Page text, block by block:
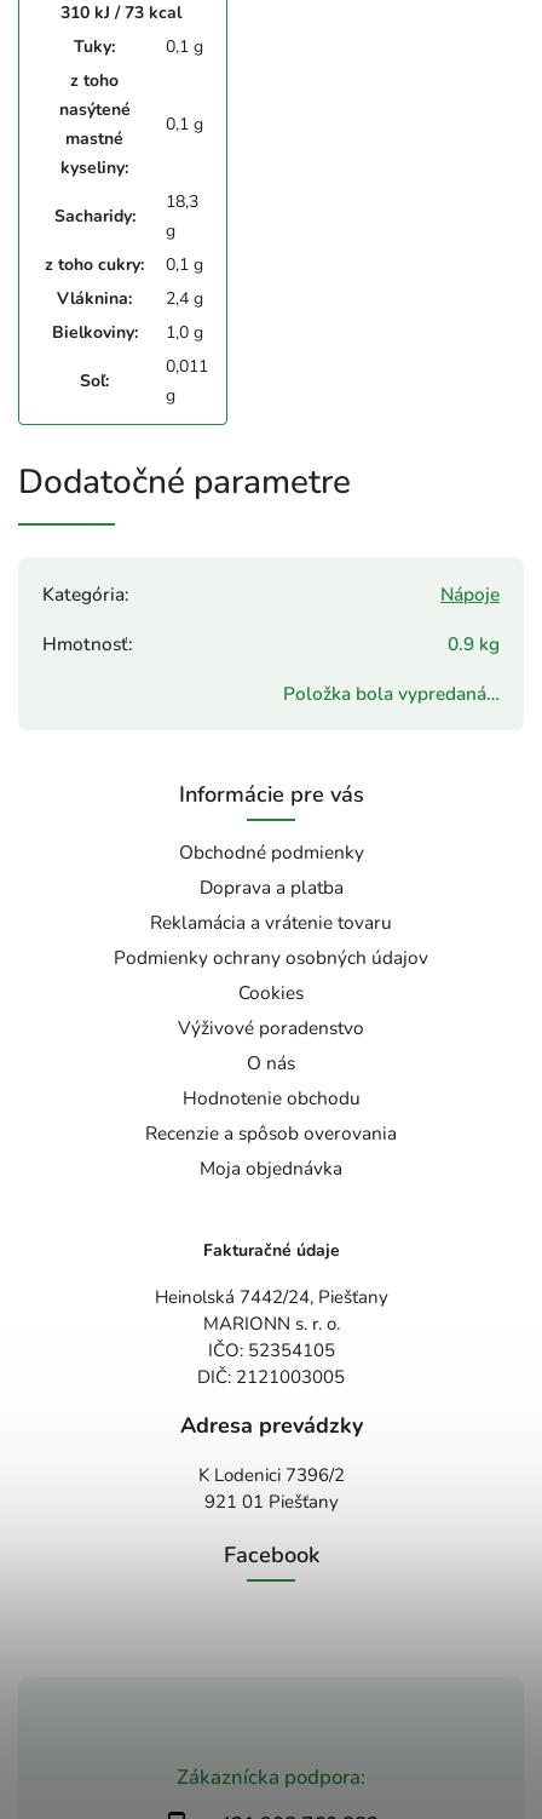
310 kJ / 73 kcal
Tuky:
0,1 g
z toho
nasýtené
mastné
kyseliny:
0,1 g
Sacharidy:
18,3
g
z toho cukry:
0,1 g
Vláknina:
2,4 g
Bielkoviny:
1,0 g
Soľ:
0,011
g
Dodatočné parametre
Kategória:
Nápoje
Hmotnosť:
0.9 kg
Položka bola vypredaná…
Zákaznícka podpora:
Informácie pre vás
Obchodné podmienky
Doprava a platba
Reklamácia a vrátenie tovaru
Podmienky ochrany osobných údajov
Cookies
Výživové poradenstvo
O nás
Hodnotenie obchodu
Recenzie a spôsob overovania
Moja objednávka
Fakturačné údaje
Heinolská 7442/24, Piešťany
MARIONN s. r. o.
IČO: 52354105
DIČ: 2121003005
Adresa prevádzky
K Lodenici 7396/2
921 01 Piešťany
Facebook